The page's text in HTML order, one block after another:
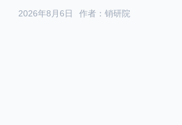
作者：销研院
2026年8月6日